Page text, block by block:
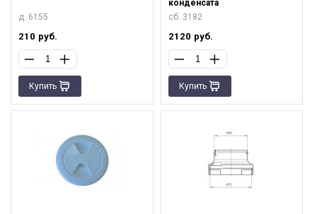
д. 6155
210 руб.
Купить
конденсата
сб. 3182
2120 руб.
Купить